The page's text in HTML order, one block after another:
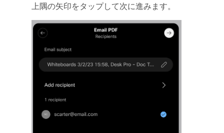
上隅の矢印をタップして次に進みます。